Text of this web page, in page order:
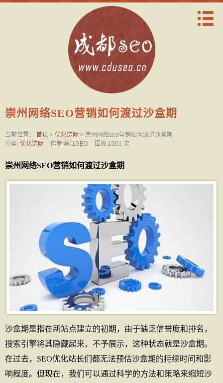
崇州网络SEO营销如何渡过沙盒期
当前位置： 首页 > 优化边际 > 崇州网络seo营销如何渡过沙盒期
分类: 优化边际 作者:蔡江SEO 围观 1001 次
崇州网络SEO营销如何渡过沙盒期
沙盒期是指在新站点建立的初期，由于缺乏信誉度和排名，
搜索引擎将其隐藏起来，不予展示，这种状态就是沙盒期。
在过去，SEO优化站长们都无法预估沙盒期的持续时间和影
响程度。但现在，我们可以通过科学的方法和策略来缩短沙